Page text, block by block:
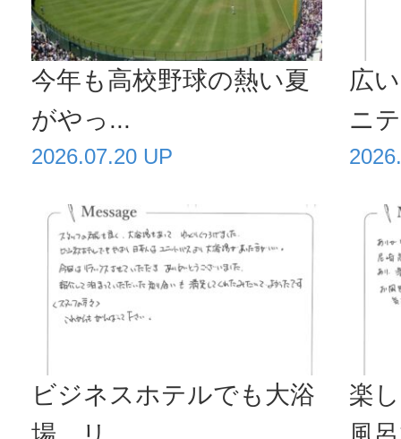
今年も高校野球の熱い夏
がやっ...
2026.07.20 UP
広
ニ
ビジネスホテルでも大浴
楽